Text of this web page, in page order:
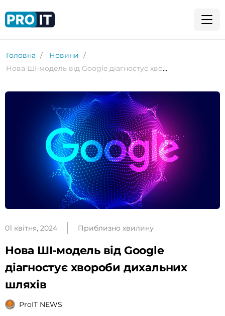
Головна
Новини
Нова ШІ-модель від Google діагностує хвороби дихальних шляхів
01 квітня, 2024 Приблизно хвилину
Нова ШІ-модель від Google
діагностує хвороби дихальних
шляхів
ProIT NEWS